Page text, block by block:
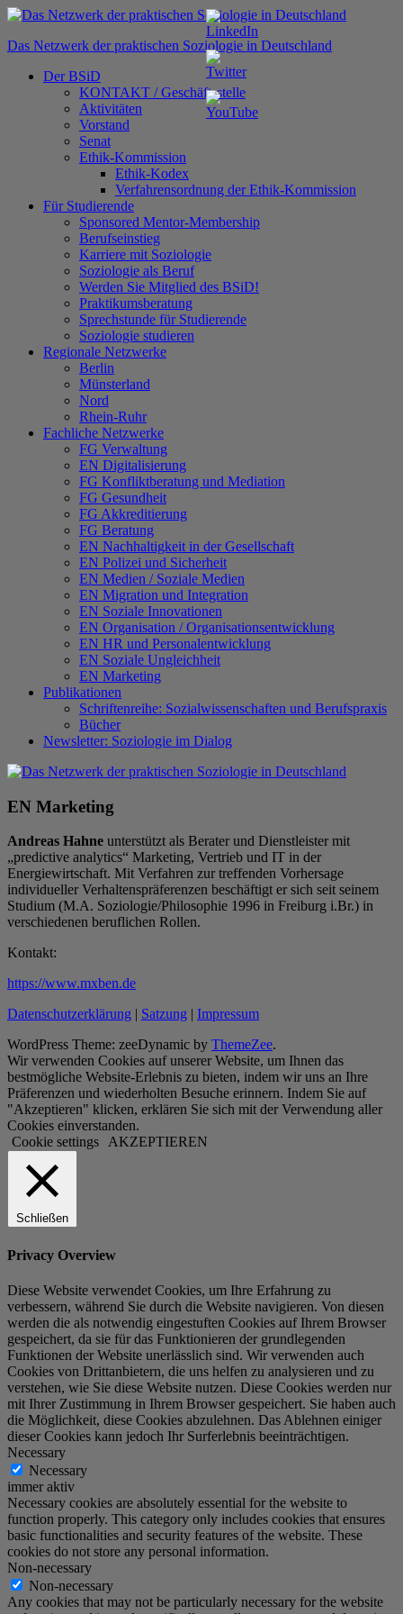
Zum
springen
Das Netzwerk der praktischen Soziologie in Deutschland
Der BSiD
KONTAKT / Geschäftsstelle
Aktivitäten
Vorstand
Senat
Ethik-Kommission
Ethik-Kodex
Verfahrensordnung der Ethik-Kommission
Für Studierende
Sponsored Mentor-Membership
Berufseinstieg
Karriere mit Soziologie
Soziologie als Beruf
Werden Sie Mitglied des BSiD!
Praktikumsberatung
Sprechstunde für Studierende
Soziologie studieren
Regionale Netzwerke
Berlin
Münsterland
Nord
Rhein-Ruhr
Fachliche Netzwerke
FG Verwaltung
EN Digitalisierung
FG Konfliktberatung und Mediation
FG Gesundheit
FG Akkreditierung
FG Beratung
EN Nachhaltigkeit in der Gesellschaft
EN Polizei und Sicherheit
EN Medien / Soziale Medien
EN Migration und Integration
EN Soziale Innovationen
EN Organisation / Organisationsentwicklung
EN HR und Personalentwicklung
EN Soziale Ungleichheit
EN Marketing
Publikationen
Schriftenreihe: Sozialwissenschaften und Berufspraxis
Bücher
Newsletter: Soziologie im Dialog
EN Marketing
Andreas Hahne unterstützt als Berater und Dienstleister mit
„predictive analytics“ Marketing, Vertrieb und IT in der
Energiewirtschaft. Mit Verfahren zur treffenden Vorhersage
individueller Verhaltenspräferenzen beschäftigt er sich seit seinem
Studium (M.A. Soziologie/Philosophie 1996 in Freiburg i.Br.) in
verschiedenen beruflichen Rollen.
Kontakt:
https://www.mxben.de
Datenschutzerklärung | Satzung | Impressum
WordPress Theme: zeeDynamic by ThemeZee.
Wir verwenden Cookies auf unserer Website, um Ihnen das
bestmögliche Website-Erlebnis zu bieten, indem wir uns an Ihre
Präferenzen und wiederholten Besuche erinnern. Indem Sie auf
"Akzeptieren" klicken, erklären Sie sich mit der Verwendung aller
Cookies einverstanden.
Cookie settings AKZEPTIEREN
Schließen
Privacy Overview
Diese Website verwendet Cookies, um Ihre Erfahrung zu
verbessern, während Sie durch die Website navigieren. Von diesen
werden die als notwendig eingestuften Cookies auf Ihrem Browser
gespeichert, da sie für das Funktionieren der grundlegenden
Funktionen der Website unerlässlich sind. Wir verwenden auch
Cookies von Drittanbietern, die uns helfen zu analysieren und zu
verstehen, wie Sie diese Website nutzen. Diese Cookies werden nur
mit Ihrer Zustimmung in Ihrem Browser gespeichert. Sie haben auch
die Möglichkeit, diese Cookies abzulehnen. Das Ablehnen einiger
dieser Cookies kann jedoch Ihr Surferlebnis beeinträchtigen.
Necessary
Necessary
immer aktiv
Necessary cookies are absolutely essential for the website to
function properly. This category only includes cookies that ensures
basic functionalities and security features of the website. These
cookies do not store any personal information.
Non-necessary
Non-necessary
Any cookies that may not be particularly necessary for the website